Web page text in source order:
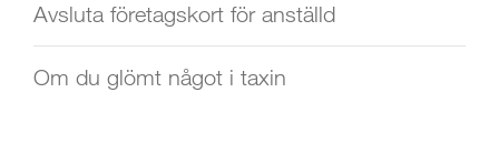
Avsluta företagskort för anställd
Om du glömt något i taxin